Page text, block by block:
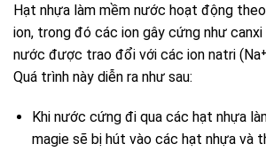
Hạt nhựa làm mềm nước hoạt động
ion, trong đó các ion gây cứng như
nước được trao đổi với các ion natri
Quá trình này diễn ra như sau:
Khi nước cứng đi qua các hạt nhựa
magie sẽ bị hút vào các hạt nhựa và